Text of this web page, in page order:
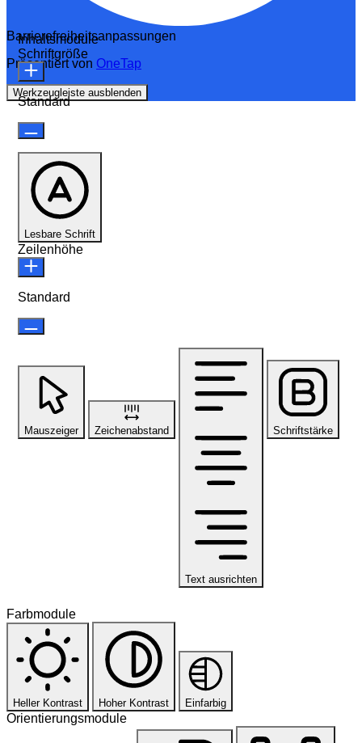
Barrierefreiheitsanpassungen
Präsentiert von OneTap
Werkzeugleiste ausblenden
Inhaltsmodule
Schriftgröße
Standard
Lesbare Schrift
Zeilenhöhe
Standard
Mauszeiger Zeichenabstand
Text ausrichten
Schriftstärke
Farbmodule
Heller Kontrast Hoher Kontrast Einfarbig
Orientierungsmodule